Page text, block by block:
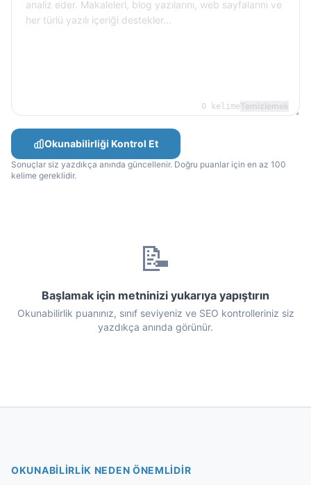
0 kelime Temizlemek
Okunabilirliği Kontrol Et
Sonuçlar siz yazdıkça anında güncellenir. Doğru puanlar için en az 100
kelime gereklidir.
📝
Başlamak için metninizi yukarıya yapıştırın
Okunabilirlik puanınız, sınıf seviyeniz ve SEO kontrolleriniz siz
yazdıkça anında görünür.
OKUNABILIRLIK NEDEN ÖNEMLIDIR